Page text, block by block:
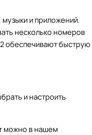
музыки и приложений.
несколько номеров
обеспечивают быструю
и настроить
можно в нашем